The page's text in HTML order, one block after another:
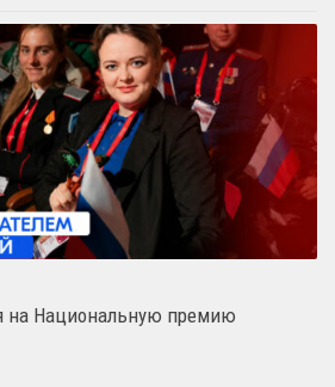
на Национальную премию